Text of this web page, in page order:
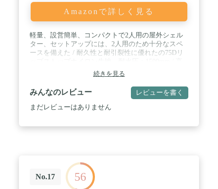
Amazonで詳しく見る
軽量、設営簡単、コンパクトで2人用の屋外シェル
ター、セットアップには、2人用のため十分なスペ
ースを備えた / 耐久性と耐引裂性に優れたの75Dリ
さ：3.9´-4.2 ´/ 120cm-130cm（アルペンストックの高
さ）、 アルペンストックが必要ですが、別売りで
す、ご注意ください。 / スリープエリア：7.2ft *
3.9ft / 220cm * 120cm パッケージサイズ：
16.9”（H）* 7”（D）/ 43cm * 18cm 重さ：3.9lb /
続きを見る
みんなのレビュー レビューを書く
まだレビューはありません
No.17 56